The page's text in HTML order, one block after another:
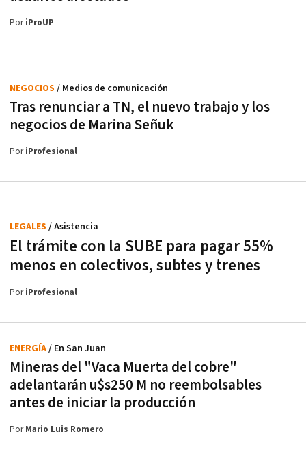
PoriProUP
Tras renunciar a TN, el nuevo trabajo y los
negocios de Marina Señuk
NEGOCIOS / Medios de comunicación
PoriProfesional
El trámite con la SUBE para pagar 55%
menos en colectivos, subtes y trenes
LEGALES / Asistencia
PoriProfesional
Mineras del "Vaca Muerta del cobre"
adelantarán u$s250 M no reembolsables
antes de iniciar la producción
ENERGÍA/ En San Juan
PorMario Luis Romero